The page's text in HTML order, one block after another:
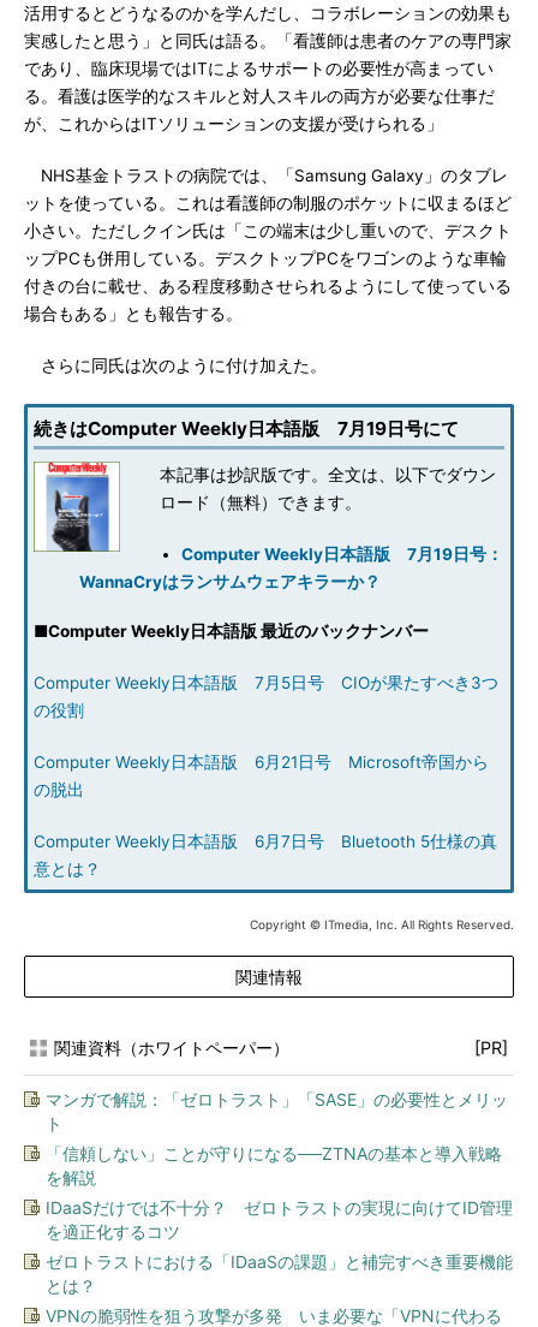
活用するとどうなるのかを学んだし、コラボレーションの効果も
実感したと思う」と同氏は語る。「看護師は患者のケアの専門家
であり、臨床現場ではITによるサポートの必要性が高まってい
る。看護は医学的なスキルと対人スキルの両方が必要な仕事だ
が、これからはITソリューションの支援が受けられる」
NHS基金トラストの病院では、「Samsung Galaxy」のタブレ
ットを使っている。これは看護師の制服のポケットに収まるほど
小さい。ただしクイン氏は「この端末は少し重いので、デスクト
ップPCも併用している。デスクトップPCをワゴンのような車輪
付きの台に載せ、ある程度移動させられるようにして使っている
場合もある」とも報告する。
さらに同氏は次のように付け加えた。
続きはComputer Weekly日本語版 7月19日号にて
本記事は抄訳版です。全文は、以下でダウン
ロード（無料）できます。
Computer Weekly日本語版 7月19日号：
WannaCryはランサムウェアキラーか？
■Computer Weekly日本語版 最近のバックナンバー
Computer Weekly日本語版 7月5日号 CIOが果たすべき3つ
の役割
Computer Weekly日本語版 6月21日号 Microsoft帝国から
の脱出
Computer Weekly日本語版 6月7日号 Bluetooth 5仕様の真
意とは？
Copyright © ITmedia, Inc. All Rights Reserved.
関連情報
関連資料（ホワイトペーパー） [PR]
マンガで解説：「ゼロトラスト」「SASE」の必要性とメリッ
ト
「信頼しない」ことが守りになる──ZTNAの基本と導入戦略
を解説
IDaaSだけでは不十分？ ゼロトラストの実現に向けてID管理
を適正化するコツ
ゼロトラストにおける「IDaaSの課題」と補完すべき重要機能
とは？
VPNの脆弱性を狙う攻撃が多発 いま必要な「VPNに代わる